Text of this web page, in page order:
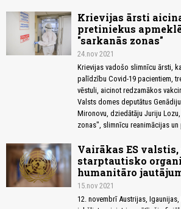
Krievijas ārsti
pretiniekus
"sarkanās zonas"
24.nov 2021
Krievijas vadošo slimnīcu ārsti,
palīdzību Covid-19 pacientiem,
vēstuli, aicinot redzamākos
Valsts domes deputātus
Mironovu, dziedātāju Juriju
zonas", slimnīcu reanimācijas
Vairākas ES
starptautisko
humanitāro
15.nov 2021
12. novembrī Austrijas,